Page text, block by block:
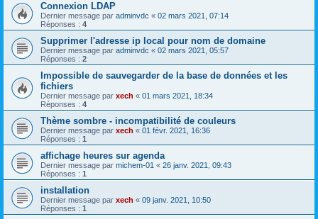
Connexion LDAP
Dernier message par adminvdc « 02 mars 2021, 07:14
Réponses : 4
Supprimer l'adresse ip local pour nom de domaine
Dernier message par adminvdc « 02 mars 2021, 05:57
Réponses : 2
Impossible de sauvegarder de la base de données et les
fichiers
Dernier message par xech « 01 mars 2021, 18:34
Réponses : 4
Thème sombre - incompatibilité de couleurs
Dernier message par xech « 01 févr. 2021, 16:36
Réponses : 1
affichage heures sur agenda
Dernier message par michem-01 « 26 janv. 2021, 09:43
Réponses : 1
installation
Dernier message par xech « 09 janv. 2021, 10:50
Réponses : 1